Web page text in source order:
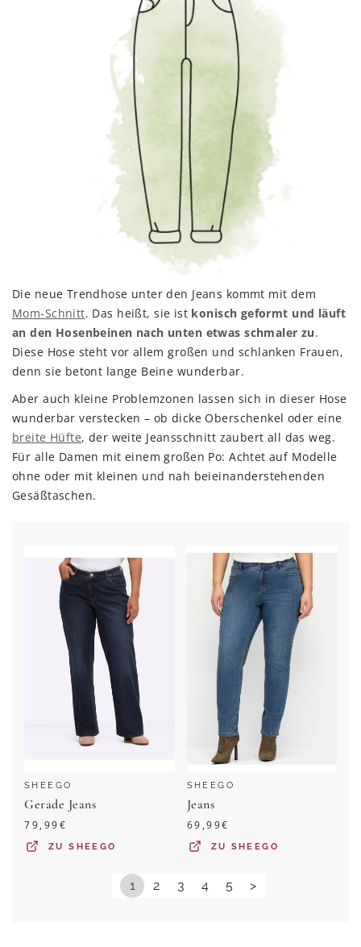
Die neue Trendhose unter den Jeans kommt mit dem
Mom-Schnitt. Das heißt, sie ist konisch geformt und läuft
an den Hosenbeinen nach unten etwas schmaler zu.
Diese Hose steht vor allem großen und schlanken Frauen,
denn sie betont lange Beine wunderbar.
Aber auch kleine Problemzonen lassen sich in dieser Hose
wunderbar verstecken – ob dicke Oberschenkel oder eine
breite Hüfte, der weite Jeansschnitt zaubert all das weg.
Für alle Damen mit einem großen Po: Achtet auf Modelle
ohne oder mit kleinen und nah beieinanderstehenden
Gesäßtaschen.
SHEEGO
Gerade Jeans
79,99€
ZUSHEEGO
SHEEGO
Jeans
69,99€
ZU SHEEGO
1 2 3 4 5 >